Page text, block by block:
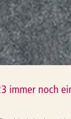
immer noch ein